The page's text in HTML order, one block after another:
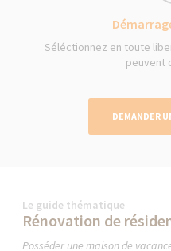
Séléctionnez en toute
peuvent
DEMANDER
Le guide thématique
Rénovation de
Posséder une maison de